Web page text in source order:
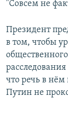
"Совсем не
Президент
в том, чтобы
что речь в
Путин не